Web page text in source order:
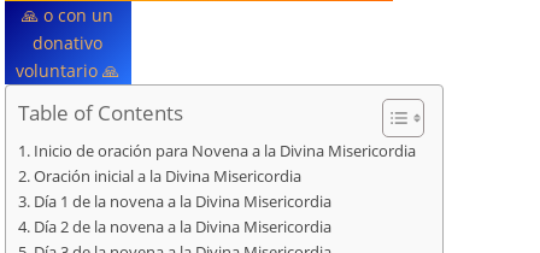
🙏 o con un
donativo
voluntario 🙏
Table of Contents
Inicio de oración para Novena a la Divina Misericordia
Oración inicial a la Divina Misericordia
Día 1 de la novena a la Divina Misericordia
Día 2 de la novena a la Divina Misericordia